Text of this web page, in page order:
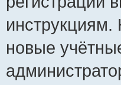
инструкциям.
новые